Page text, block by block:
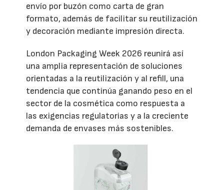
envío por buzón como carta de gran
formato, además de facilitar su reutilización
y decoración mediante impresión directa.
London Packaging Week 2026 reunirá así
una amplia representación de soluciones
orientadas a la reutilización y al refill, una
tendencia que continúa ganando peso en el
sector de la cosmética como respuesta a
las exigencias regulatorias y a la creciente
demanda de envases más sostenibles.